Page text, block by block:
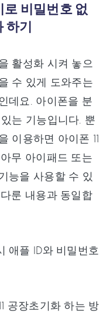
로 비밀번호 없
하기
활성화 시켜 놓으
수 있게 도와주는
데요. 아이폰을 분
는 기능입니다. 뿐
이용하면 아이폰 11
무 아이패드 또는
능을 사용할 수 있
룬 내용과 동일합
애플 ID와 비밀번호
공장초기화 하는 방